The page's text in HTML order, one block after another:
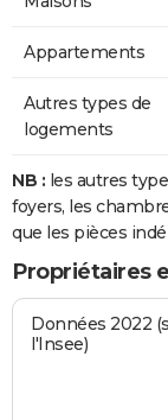
Appartements
Autres types de
logements
NB : les autres
foyers, les
que les pièces
Propriétaires
Données 2022
l'Insee)